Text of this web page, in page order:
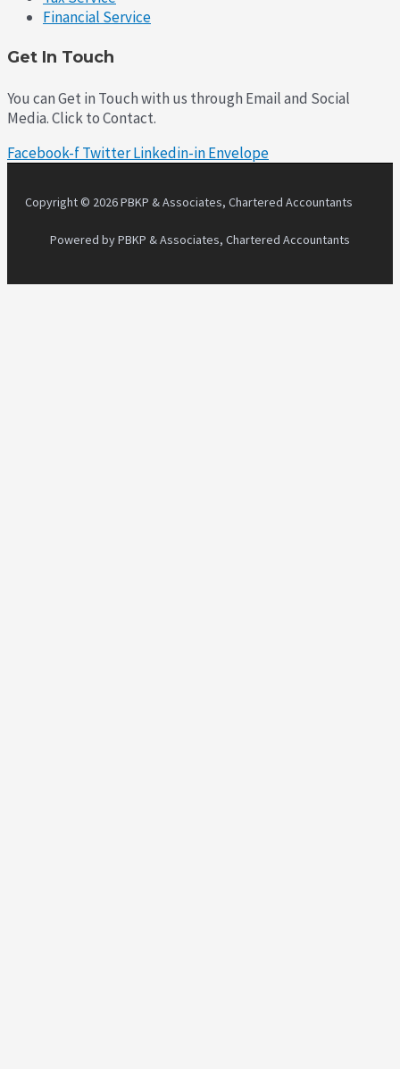
Financial Service
Get In Touch
You can Get in Touch with us through Email and Social
Media. Click to Contact.
Facebook-fTwitterLinkedin-inEnvelope
Copyright © 2026 PBKP & Associates, Chartered Accountants
Powered by PBKP & Associates, Chartered Accountants